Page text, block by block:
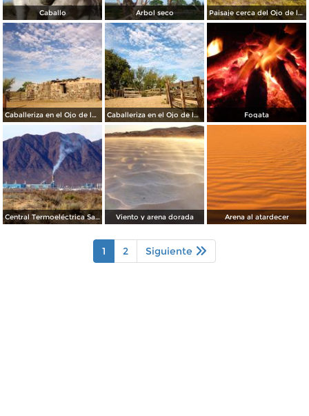
Caballo Árbol seco Paisaje cerca del Ojo de la Casa
Caballeriza en el Ojo de la Casa Caballeriza en el Ojo de la Casa Fogata
Central Termoeléctrica Samalayuca II Viento y arena dorada Arena al atardecer
1 2 Siguiente